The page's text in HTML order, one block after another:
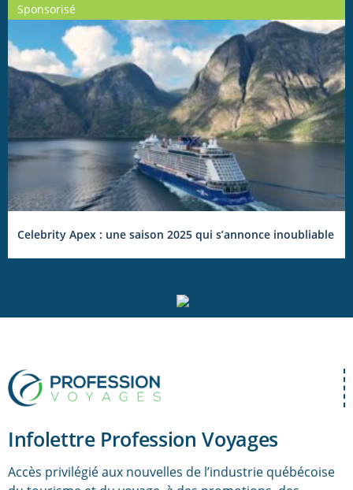
Sponsorisé
Celebrity Apex : une saison 2025 qui s’annonce inoubliable
Infolettre Profession Voyages
Accès privilégié aux nouvelles de l’industrie québécoise